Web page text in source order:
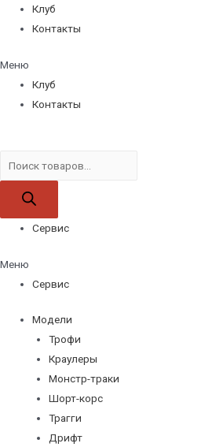
Клуб
Контакты
Меню
Клуб
Контакты
товаров
Сервис
Меню
Сервис
Модели
Трофи
Краулеры
Монстр-траки
Шорт-корс
Трагги
Дрифт